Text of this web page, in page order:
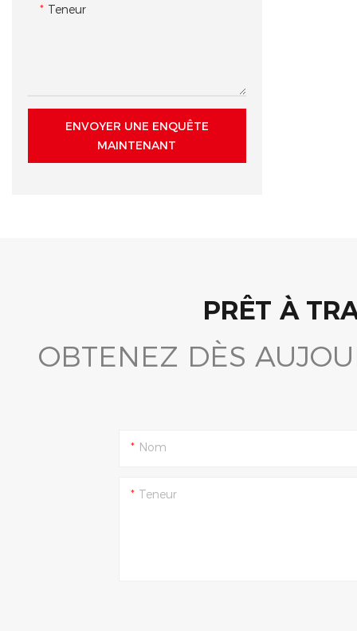
Teneur
ENVOYER UNE ENQUÊTE
MAINTENANT
PRÊT À
OBTENEZ DÈS
Nom
Teneur